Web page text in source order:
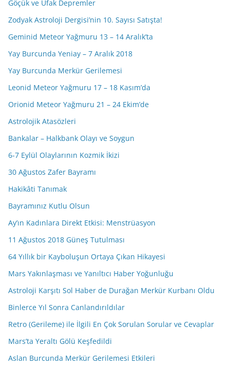
Göçük ve Ufak Depremler
Zodyak Astroloji Dergisi’nin 10. Sayısı Satışta!
Geminid Meteor Yağmuru 13 – 14 Aralık’ta
Yay Burcunda Yeniay – 7 Aralık 2018
Yay Burcunda Merkür Gerilemesi
Leonid Meteor Yağmuru 17 – 18 Kasım’da
Orionid Meteor Yağmuru 21 – 24 Ekim’de
Astrolojik Atasözleri
Bankalar – Halkbank Olayı ve Soygun
6-7 Eylül Olaylarının Kozmik İkizi
30 Ağustos Zafer Bayramı
Hakikâti Tanımak
Bayramınız Kutlu Olsun
Ay’ın Kadınlara Direkt Etkisi: Menstrüasyon
11 Ağustos 2018 Güneş Tutulması
64 Yıllık bir Kayboluşun Ortaya Çıkan Hikayesi
Mars Yakınlaşması ve Yanıltıcı Haber Yoğunluğu
Astroloji Karşıtı Sol Haber de Durağan Merkür Kurbanı Oldu
Binlerce Yıl Sonra Canlandırıldılar
Retro (Gerileme) ile İlgili En Çok Sorulan Sorular ve Cevaplar
Mars’ta Yeraltı Gölü Keşfedildi
Aslan Burcunda Merkür Gerilemesi Etkileri